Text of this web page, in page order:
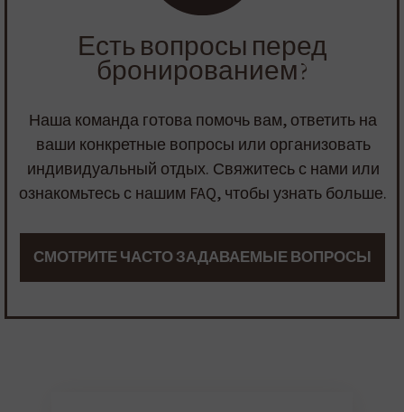
Есть вопросы перед
бронированием?
Наша команда готова помочь вам, ответить на
ваши конкретные вопросы или организовать
индивидуальный отдых. Свяжитесь с нами или
ознакомьтесь с нашим FAQ, чтобы узнать больше.
СМОТРИТЕ ЧАСТО ЗАДАВАЕМЫЕ ВОПРОСЫ